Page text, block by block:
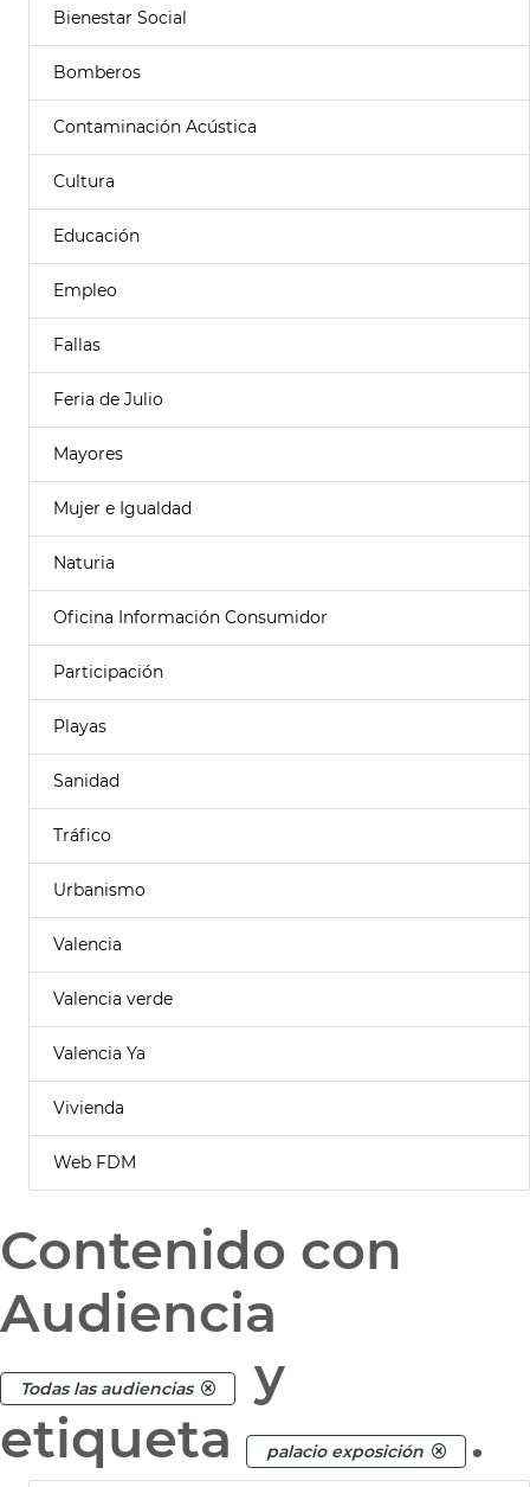
Bienestar Social
Bomberos
Contaminación Acústica
Cultura
Educación
Empleo
Fallas
Feria de Julio
Mayores
Mujer e Igualdad
Naturia
Oficina Información Consumidor
Participación
Playas
Sanidad
Tráfico
Urbanismo
Valencia
Valencia verde
Valencia Ya
Vivienda
Web FDM
Contenido con
Audiencia
Todas las audiencias
y
etiqueta
palacio exposición .